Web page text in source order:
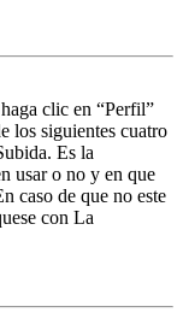
clic en “Perfil”
los siguientes cuatro
Es la
usar o no y en que
caso de que no este
con La